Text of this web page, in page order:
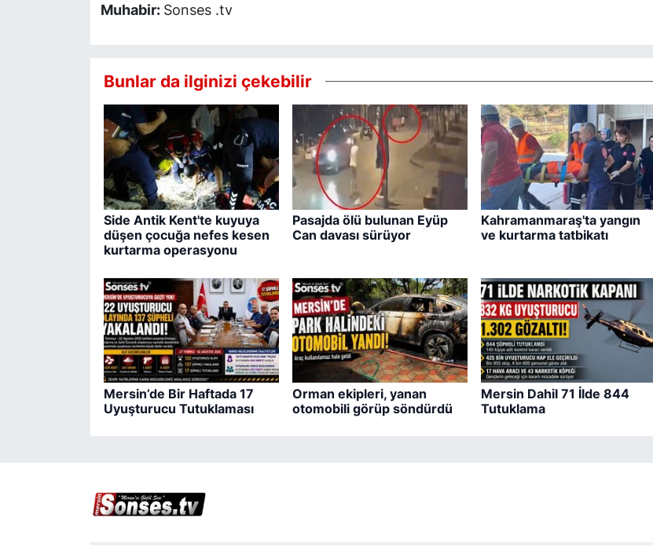
Muhabir: Sonses .tv
Bunlar da ilginizi çekebilir
Side Antik Kent'te kuyuya
düşen çocuğa nefes kesen
kurtarma operasyonu
Pasajda ölü bulunan Eyüp
Can davası sürüyor
Kahramanmaraş'ta yangın
ve kurtarma tatbikatı
Mersin’de Bir Haftada 17
Uyuşturucu Tutuklaması
Orman ekipleri, yanan
otomobili görüp söndürdü
Mersin Dahil 71 İlde 844
Tutuklama